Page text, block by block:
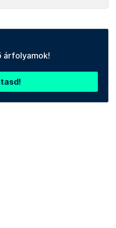
árfolyamok!